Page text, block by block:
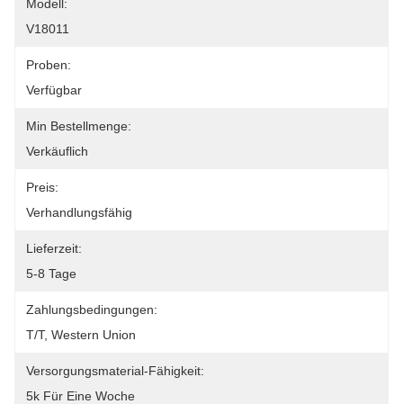
Modell:
V18011
Proben:
Verfügbar
Min Bestellmenge:
Verkäuflich
Preis:
Verhandlungsfähig
Lieferzeit:
5-8 Tage
Zahlungsbedingungen:
T/T, Western Union
Versorgungsmaterial-Fähigkeit:
5k Für Eine Woche